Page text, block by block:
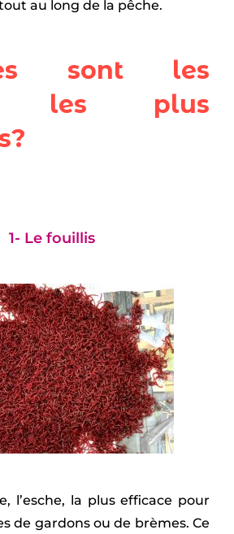
au long de la pêche.
sont les
les plus
1- Le fouillis
l’esche, la plus efficace pour
de gardons ou de brèmes. Ce